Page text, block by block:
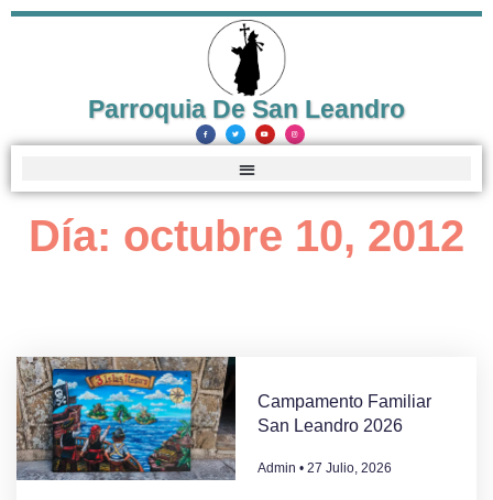
Parroquia De San Leandro
Día: octubre 10, 2012
Campamento Familiar
San Leandro 2026
Admin 27 Julio, 2026